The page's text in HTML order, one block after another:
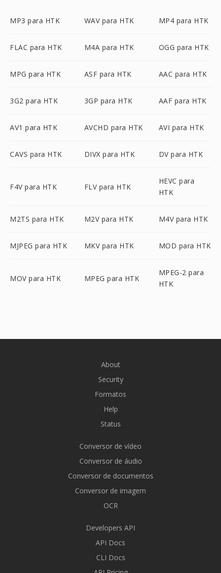
MP3 para HTK WAV para HTK MP4 para HTK
FLAC para HTK M4A para HTK OGG para HTK
MPG para HTK ASF para HTK AAC para HTK
3G2 para HTK 3GP para HTK AAF para HTK
AV1 para HTK AVCHD para HTK AVI para HTK
CAVS para HTK DIVX para HTK DV para HTK
F4V para HTK FLV para HTK
HEVC para
HTK
M2TS para HTK M2V para HTK M4V para HTK
MJPEG para HTK MKV para HTK MOD para HTK
MOV para HTK MPEG para HTK
MPEG-2 para
HTK
About
Security
Formatos
Help
Status
Conversor de vídeo
Conversor de áudio
Conversor de documentos
Conversor de imagem
OCR
Developers API
API Docs
CLI Docs